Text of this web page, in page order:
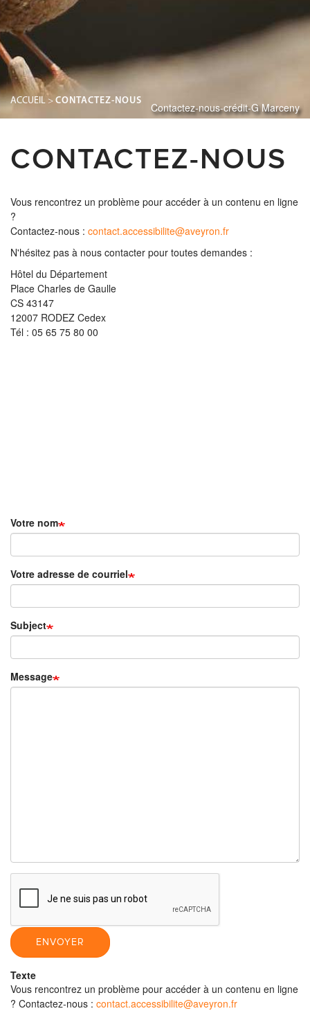
ACCUEIL > CONTACTEZ-NOUS Contactez-nous-crédit-G Marceny
CONTACTEZ-NOUS
Vous rencontrez un problème pour accéder à un contenu en ligne
?
Contactez‐nous : contact.accessibilite@aveyron.fr
N'hésitez pas à nous contacter pour toutes demandes :
Hôtel du Département
Place Charles de Gaulle
CS 43147
12007 RODEZ Cedex
Tél : 05 65 75 80 00
Votre nom
Votre adresse de courriel
Subject
Message
ENVOYER
Texte
Vous rencontrez un problème pour accéder à un contenu en ligne
? Contactez‐nous : contact.accessibilite@aveyron.fr